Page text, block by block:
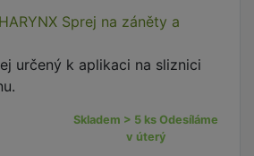
Sprej na záněty a
určený k aplikaci na sliznici
Skladem > 5 ks Odesíláme
v úterý